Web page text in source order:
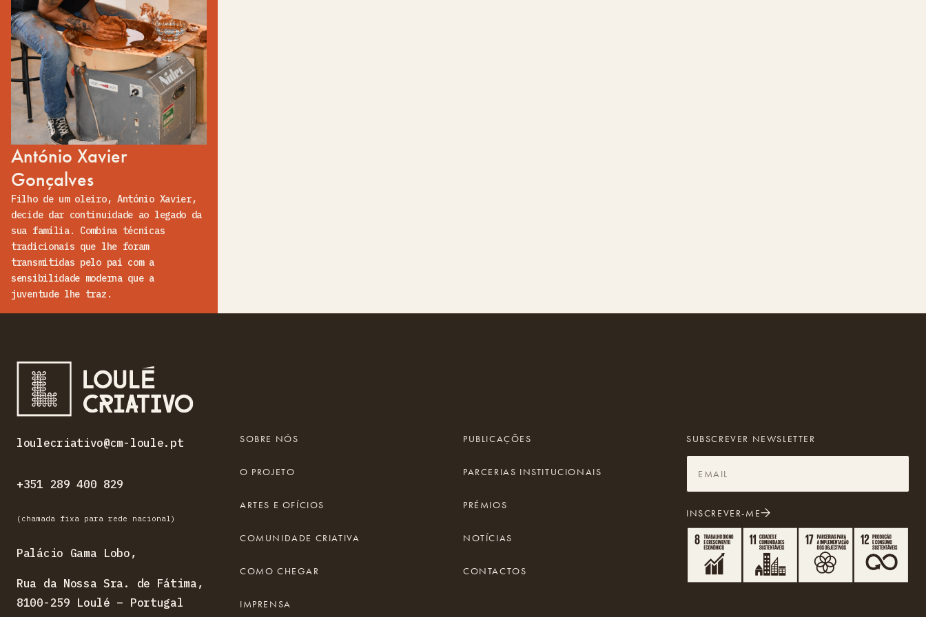
António Xavier
Gonçalves
Filho de um oleiro, António Xavier,
decide dar continuidade ao legado da
sua família. Combina técnicas
tradicionais que lhe foram
transmitidas pelo pai com a
sensibilidade moderna que a
juventude lhe traz.
loulecriativo@cm-loule.pt
+351 289 400 829
(chamada fixa para rede nacional)
Palácio Gama Lobo,
Rua da Nossa Sra. de Fátima,
8100-259 Loulé – Portugal
SOBRE NÓS
O PROJETO
ARTES E OFÍCIOS
COMUNIDADE CRIATIVA
COMO CHEGAR
IMPRENSA
PUBLICAÇÕES
PARCERIAS INSTITUCIONAIS
PRÉMIOS
NOTÍCIAS
CONTACTOS
SUBSCREVER NEWSLETTER
INSCREVER-ME